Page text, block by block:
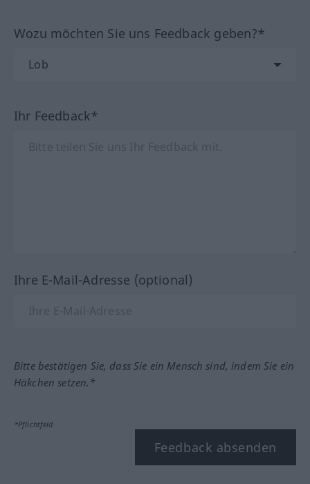
Wozu möchten Sie uns Feedback geben?*
Ihr Feedback*
Ihre E-Mail-Adresse (optional)
Bitte bestätigen Sie, dass Sie ein Mensch sind, indem Sie ein
Häkchen setzen.*
*Pflichtfeld
Feedback absenden